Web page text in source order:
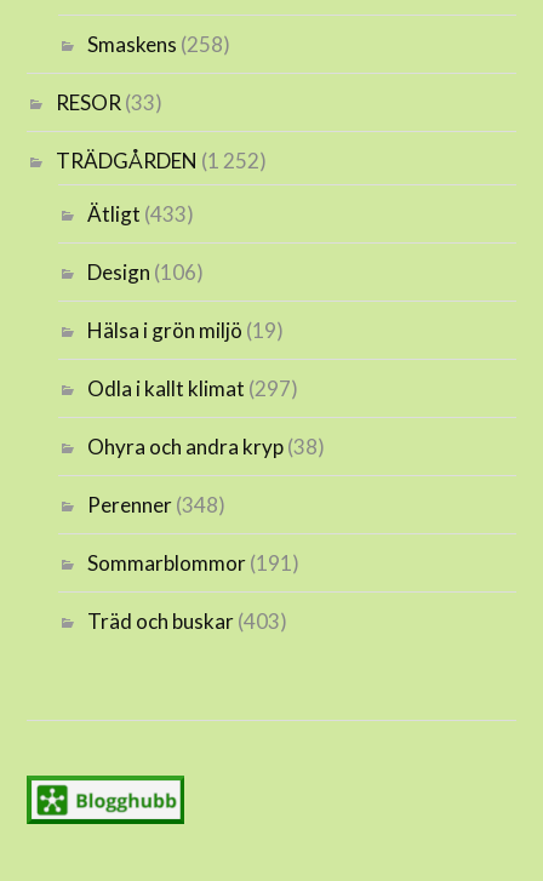
Smaskens (258)
RESOR (33)
TRÄDGÅRDEN (1 252)
Ätligt (433)
Design (106)
Hälsa i grön miljö (19)
Odla i kallt klimat (297)
Ohyra och andra kryp(38)
Perenner(348)
Sommarblommor(191)
Träd och buskar(403)